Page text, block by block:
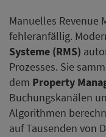
Manuelles Revenue
fehleranfällig.
Systeme (RMS)
Prozesses. Sie
dem Property
Buchungskanälen
Algorithmen
auf Tausenden von